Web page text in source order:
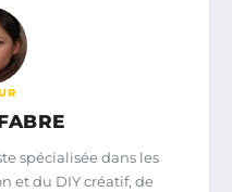
spécialisée dans les
et du DIY créatif, de